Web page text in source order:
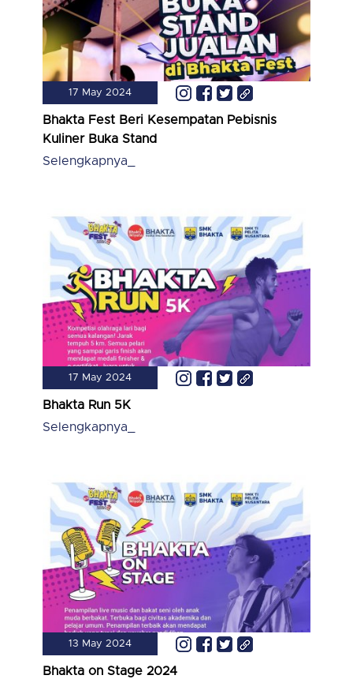
17 May 2024
Bhakta Fest Beri Kesempatan Pebisnis
Kuliner Buka Stand
Selengkapnya_
17 May 2024
Bhakta Run 5K
Selengkapnya_
13 May 2024
Bhakta on Stage 2024